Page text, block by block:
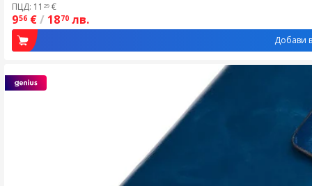
ПЦД: 11 29 €
956 €/ 1870 лв.
Добави